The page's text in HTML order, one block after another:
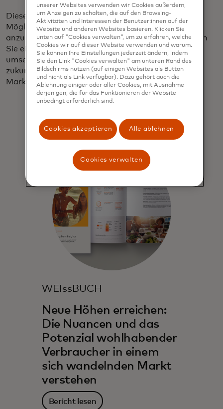
Dieses einflussreiche Publikum bietet beispiellose
Möglichkeiten für Marken, die bereit sind, sich
anzupassen und Innovationen einzuführen. Tauchen
Sie ein in unsere Erkenntnisse und entdecken Sie
umsetzbare Strategien für eine sinnvolle und
zukunftsorientierte Ansprache des wohlhabenden
Marktes.
WEIssBUCH
Neue Höhen erreichen:
Die Nuancen und das
Potenzial wohlhabender
Verbraucher in einem
sich wandelnden Markt
verstehen
Bericht lesen
unserer Websites verwenden wir Cookies außerdem,
um Anzeigen zu schalten, die auf den Browsing-
Aktivitäten und Interessen der Benutzer:innen auf der
Website und anderen Websites basieren. Klicken Sie
unten auf "Cookies verwalten", um zu erfahren, welche
Cookies wir auf dieser Website verwenden und warum.
Sie können Ihre Einstellungen jederzeit ändern, indem
Sie den Link "Cookies verwalten" am unteren Rand des
Bildschirms nutzen (auf einigen Websites als Button
und nicht als Link verfügbar). Dazu gehört auch die
Ablehnung einiger oder aller Cookies, mit Ausnahme
derjenigen, die für das Funktionieren der Website
unbedingt erforderlich sind.
Cookies akzeptieren Alle ablehnen
Cookies verwalten